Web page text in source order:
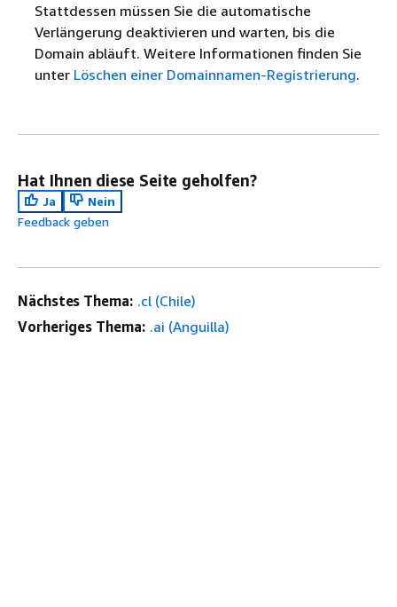
Stattdessen müssen Sie die automatische
Verlängerung deaktivieren und warten, bis die
Domain abläuft. Weitere Informationen finden Sie
unter Löschen einer Domainnamen-Registrierung.
Hat Ihnen diese Seite geholfen?
Ja
Nein
Feedback geben
Nächstes Thema: .cl (Chile)
Vorheriges Thema: .ai (Anguilla)